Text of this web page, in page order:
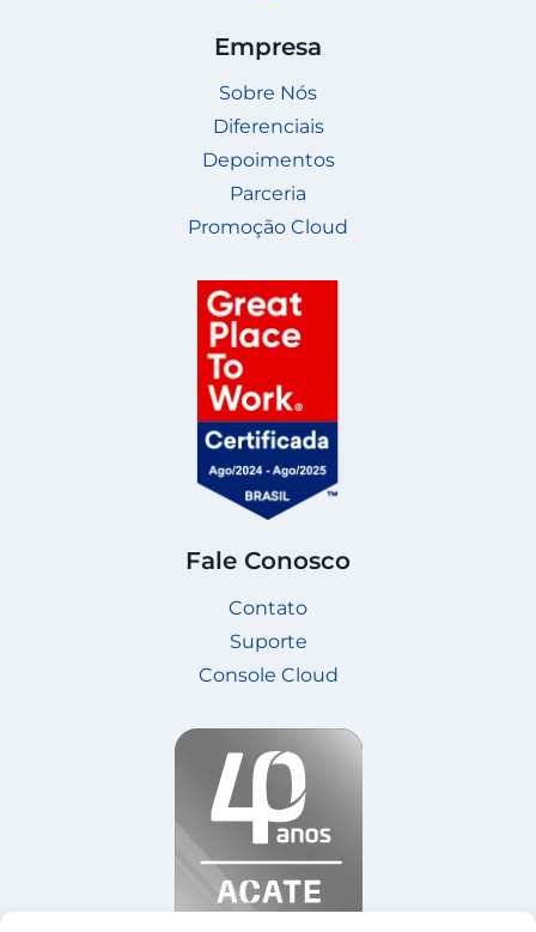
Empresa
Sobre Nós
Diferenciais
Depoimentos
Parceria
Promoção Cloud
Fale Conosco
Contato
Suporte
Console Cloud